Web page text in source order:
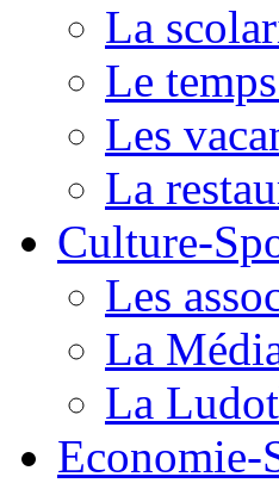
La
Le
Les
La
Culture-
Les
La
La
Economie-